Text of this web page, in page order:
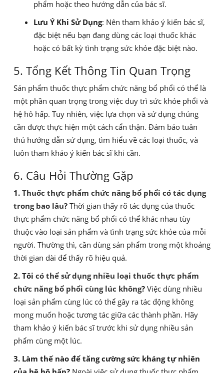
phẩm hoặc theo hướng dẫn của bác sĩ.
Lưu Ý Khi Sử Dụng: Nên tham khảo ý kiến bác sĩ,
đặc biệt nếu bạn đang dùng các loại thuốc khác
hoặc có bất kỳ tình trạng sức khỏe đặc biệt nào.
5. Tổng Kết Thông Tin Quan Trọng
Sản phẩm thuốc thực phẩm chức năng bổ phổi có thể là
một phần quan trọng trong việc duy trì sức khỏe phổi và
hệ hô hấp. Tuy nhiên, việc lựa chọn và sử dụng chúng
cần được thực hiện một cách cẩn thận. Đảm bảo tuân
thủ hướng dẫn sử dụng, tìm hiểu về các loại thuốc, và
luôn tham khảo ý kiến bác sĩ khi cần.
6. Câu Hỏi Thường Gặp
1. Thuốc thực phẩm chức năng bổ phổi có tác dụng
trong bao lâu? Thời gian thấy rõ tác dụng của thuốc
thực phẩm chức năng bổ phổi có thể khác nhau tùy
thuộc vào loại sản phẩm và tình trạng sức khỏe của mỗi
người. Thường thì, cần dùng sản phẩm trong một khoảng
thời gian dài để thấy rõ hiệu quả.
2. Tôi có thể sử dụng nhiều loại thuốc thực phẩm
chức năng bổ phổi cùng lúc không? Việc dùng nhiều
loại sản phẩm cùng lúc có thể gây ra tác động không
mong muốn hoặc tương tác giữa các thành phần. Hãy
tham khảo ý kiến bác sĩ trước khi sử dụng nhiều sản
phẩm cùng một lúc.
3. Làm thế nào để tăng cường sức kháng tự nhiên